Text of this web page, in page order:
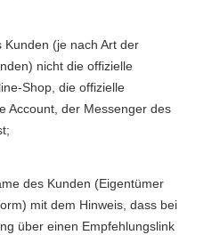
Kunden (je nach Art der
nicht die offizielle
Shop, die offizielle
Account, der Messenger des
des Kunden (Eigentümer
mit dem Hinweis, dass bei
über einen Empfehlungslink